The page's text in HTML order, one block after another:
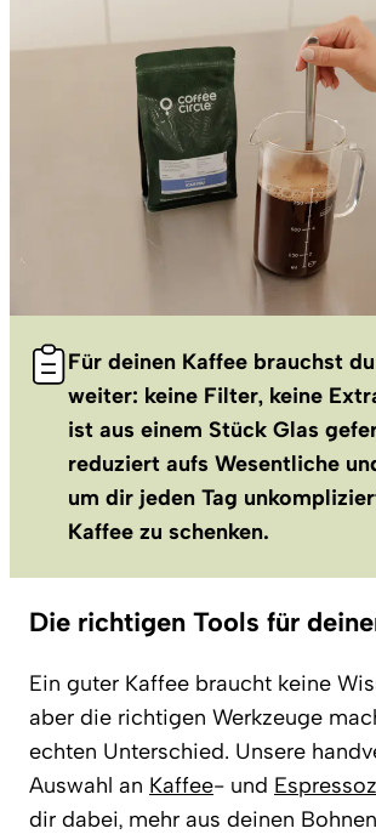
Für deinen Kaffee brauchst
weiter: keine Filter, keine
ist aus einem Stück Glas
reduziert aufs Wesentliche
um dir jeden Tag
Kaffee zu schenken.
Die richtigen Tools für
Ein guter Kaffee braucht keine
aber die richtigen Werkzeuge
echten Unterschied. Unsere
Auswahl an Kaffee- und
dir dabei, mehr aus deinen